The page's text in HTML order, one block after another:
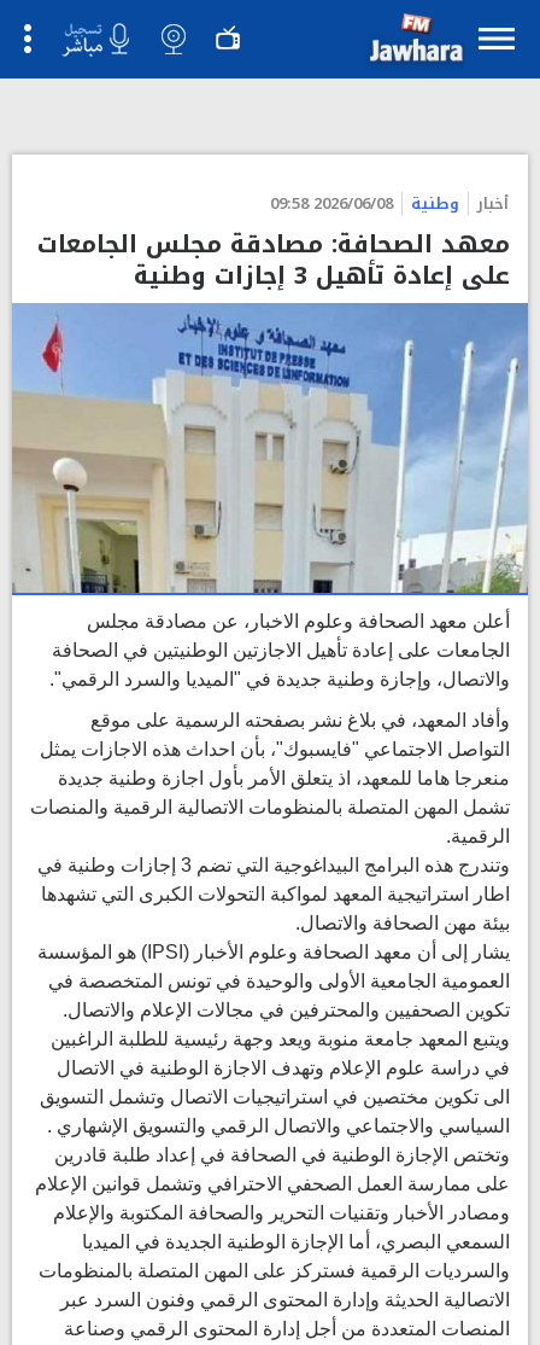
أخبار وطنية 2026/06/08 09:58
معهد الصحافة: مصادقة مجلس الجامعات
على إعادة تأهيل 3 إجازات وطنية
أعلن معهد الصحافة وعلوم الاخبار، عن مصادقة مجلس
الجامعات على إعادة تأهيل الاجازتين الوطنيتين في الصحافة
والاتصال، وإجازة وطنية جديدة في "الميديا والسرد الرقمي".
وأفاد المعهد، في بلاغ نشر بصفحته الرسمية على موقع
التواصل الاجتماعي "فايسبوك"، بأن احداث هذه الاجازات يمثل
منعرجا هاما للمعهد، اذ يتعلق الأمر بأول اجازة وطنية جديدة
تشمل المهن المتصلة بالمنظومات الاتصالية الرقمية والمنصات
الرقمية.
وتندرج هذه البرامج البيداغوجية التي تضم 3 إجازات وطنية في
اطار استراتيجية المعهد لمواكبة التحولات الكبرى التي تشهدها
بيئة مهن الصحافة والاتصال.
يشار إلى أن معهد الصحافة وعلوم الأخبار (IPSI) هو المؤسسة
العمومية الجامعية الأولى والوحيدة في تونس المتخصصة في
تكوين الصحفيين والمحترفين في مجالات الإعلام والاتصال.
ويتبع المعهد جامعة منوبة ويعد وجهة رئيسية للطلبة الراغبين
في دراسة علوم الإعلام وتهدف الاجازة الوطنية في الاتصال
الى تكوين مختصين في استراتيجيات الاتصال وتشمل التسويق
السياسي والاجتماعي والاتصال الرقمي والتسويق الإشهاري .
وتختص الإجازة الوطنية في الصحافة في إعداد طلبة قادرين
على ممارسة العمل الصحفي الاحترافي وتشمل قوانين الإعلام
ومصادر الأخبار وتقنيات التحرير والصحافة المكتوبة والإعلام
السمعي البصري، أما الإجازة الوطنية الجديدة في الميديا
والسرديات الرقمية فستركز على المهن المتصلة بالمنظومات
الاتصالية الحديثة وإدارة المحتوى الرقمي وفنون السرد عبر
المنصات المتعددة من أجل إدارة المحتوى الرقمي وصناعة